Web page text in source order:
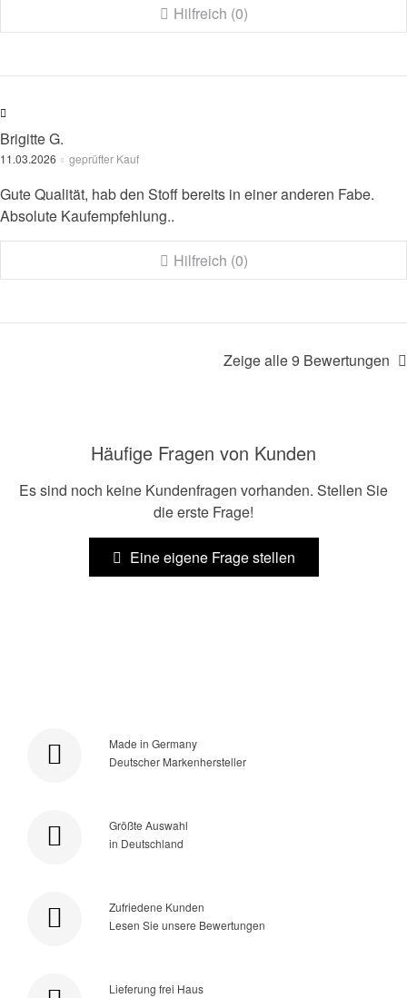
Hilfreich (0)
Brigitte G.
11.03.2026 geprüfter Kauf
Gute Qualität, hab den Stoff bereits in einer anderen Fabe.
Absolute Kaufempfehlung..
Hilfreich (0)
Zeige alle 9 Bewertungen
Häufige Fragen von Kunden
Es sind noch keine Kundenfragen vorhanden. Stellen Sie
die erste Frage!
Eine eigene Frage stellen
Made in Germany
Deutscher Markenhersteller
Größte Auswahl
in Deutschland
Zufriedene Kunden
Lesen Sie unsere Bewertungen
Lieferung frei Haus